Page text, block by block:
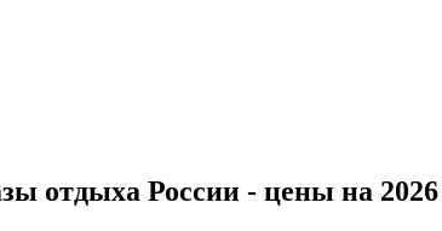
отдыха России - цены на 2026